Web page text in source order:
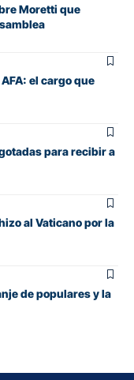
Moretti que
el cargo que
para recibir a
al Vaticano por la
de populares y la